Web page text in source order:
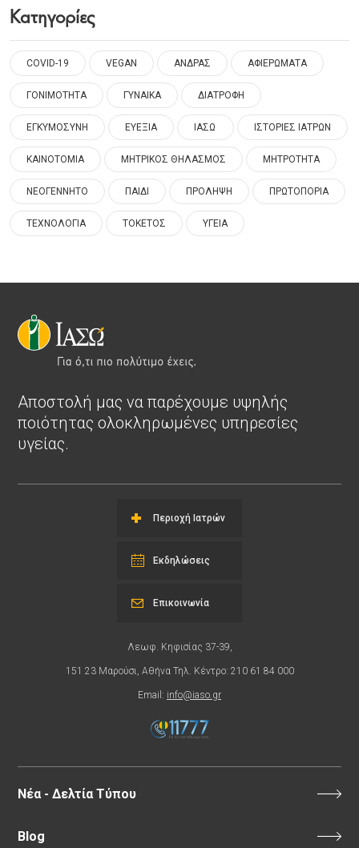
Κατηγορίες
COVID-19 VEGAN ΑΝΔΡΑΣ ΑΦΙΕΡΩΜΑΤΑ
ΓΟΝΙΜΟΤΗΤΑ ΓΥΝΑΙΚΑ ΔΙΑΤΡΟΦΗ
ΕΓΚΥΜΟΣΥΝΗ ΕΥΕΞΙΑ ΙΑΣΩ ΙΣΤΟΡΙΕΣ ΙΑΤΡΩΝ
ΚΑΙΝΟΤΟΜΙΑ ΜΗΤΡΙΚΟΣ ΘΗΛΑΣΜΟΣ ΜΗΤΡΟΤΗΤΑ
ΝΕΟΓΕΝΝΗΤΟ ΠΑΙΔΙ ΠΡΟΛΗΨΗ ΠΡΩΤΟΠΟΡΙΑ
ΤΕΧΝΟΛΟΓΙΑ ΤΟΚΕΤΟΣ ΥΓΕΙΑ
Αποστολή μας να παρέχουμε υψηλής
ποιότητας ολοκληρωμένες υπηρεσίες
υγείας.
Περιοχή Ιατρών
Εκδηλώσεις
Λεωφ. Κηφισίας 37-39,
151 23 Μαρούσι, Αθήνα Τηλ. Κέντρο: 210 61 84 000
Email: info@iaso.gr
Επικοινωνία
Νέα - Δελτία Τύπου
Blog